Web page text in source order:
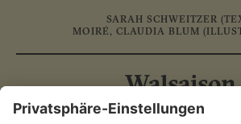
SARAH SCHWEITZER
MOIRÉ , CLAUDIA BLUM
Walsaison
Auf den Färöer-Inseln ist die